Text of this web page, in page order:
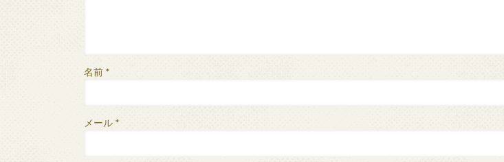
名前 *
メール *